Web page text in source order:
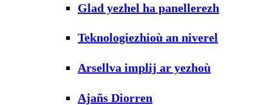
Glad yezhel ha panellerezh
Teknologiezhioù an niverel
Arsellva implij ar yezhoù
Ajañs Diorren